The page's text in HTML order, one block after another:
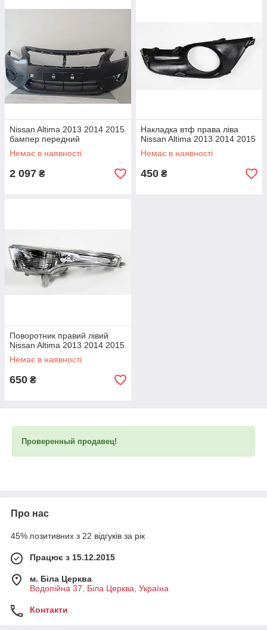
Nissan Altima 2013 2014 2015
бампер передний
Немає в наявності
2 097 ₴
Накладка втф права ліва
Nissan Altima 2013 2014 2015
Немає в наявності
450 ₴
Поворотник правий лівий
Nissan Altima 2013 2014 2015
Немає в наявності
650 ₴
Проверенный продавец!
Про нас
45% позитивних з 22 відгуків за рік
Працює з 15.12.2015
м. Біла Церква
Водопійна 37, Біла Церква, Україна
Контакти